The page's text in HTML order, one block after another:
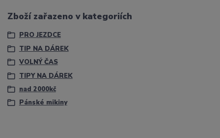
Zboží zařazeno v kategoriích
PRO JEZDCE
TIP NA DÁREK
VOLNÝ ČAS
TIPY NA DÁREK
nad 2000kč
Pánské mikiny